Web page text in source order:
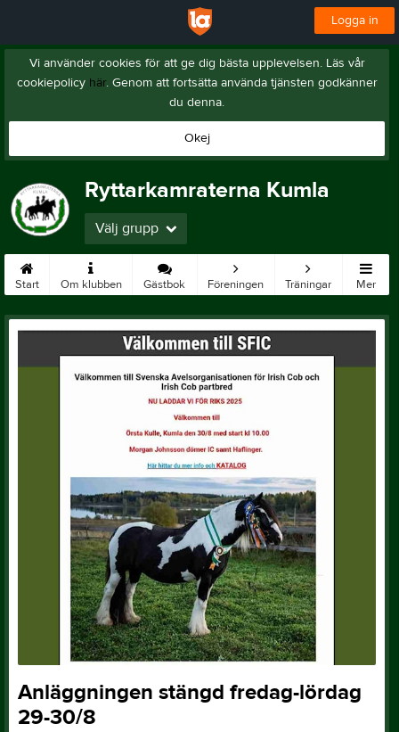
Logga in
Vi använder cookies för att ge dig bästa upplevelsen. Läs vår
cookiepolicy här. Genom att fortsätta använda tjänsten godkänner
du denna.
Okej
Ryttarkamraterna Kumla
Välj grupp
Start Om klubben Gästbok Föreningen Träningar Mer
Anläggningen stängd fredag-lördag
29-30/8